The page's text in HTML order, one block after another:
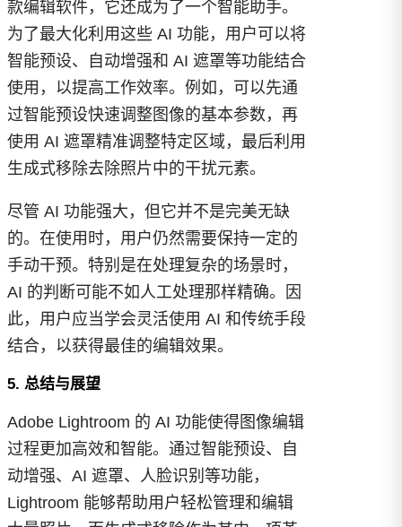
款编辑软件，它还成为了一个智能助手。
为了最大化利用这些 AI 功能，用户可以将
智能预设、自动增强和 AI 遮罩等功能结合
使用，以提高工作效率。例如，可以先通
过智能预设快速调整图像的基本参数，再
使用 AI 遮罩精准调整特定区域，最后利用
生成式移除去除照片中的干扰元素。
尽管 AI 功能强大，但它并不是完美无缺
的。在使用时，用户仍然需要保持一定的
手动干预。特别是在处理复杂的场景时，
AI 的判断可能不如人工处理那样精确。因
此，用户应当学会灵活使用 AI 和传统手段
结合，以获得最佳的编辑效果。
5. 总结与展望
Adobe Lightroom 的 AI 功能使得图像编辑
过程更加高效和智能。通过智能预设、自
动增强、AI 遮罩、人脸识别等功能，
Lightroom 能够帮助用户轻松管理和编辑